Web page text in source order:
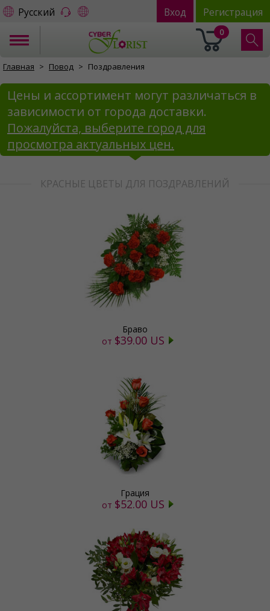
Русский Вход Регистрация
0
Главная Повод Поздравления
Цены и ассортимент могут различаться в
зависимости от города доставки.
Пожалуйста, выберите город для
просмотра актуальных цен.
КРАСНЫЕ ЦВЕТЫ ДЛЯ ПОЗДРАВЛЕНИЙ
Браво
от $39.00 US
Грация
от $52.00 US